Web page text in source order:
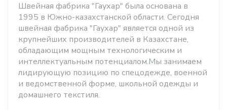
Швейная фабрика "Гаухар" была основана в
1995 в Южно-казахстанской области. Сегодня
швейная фабрика "Гаухар" является одной из
крупнейших производителей в Казахстане,
обладающим мощным технологическим и
интеллектуальным потенциалом.Мы занимаем
лидирующую позицию по спецодежде, военной
и ведомственной форме, школьной одежды и
домашнего текстиля.